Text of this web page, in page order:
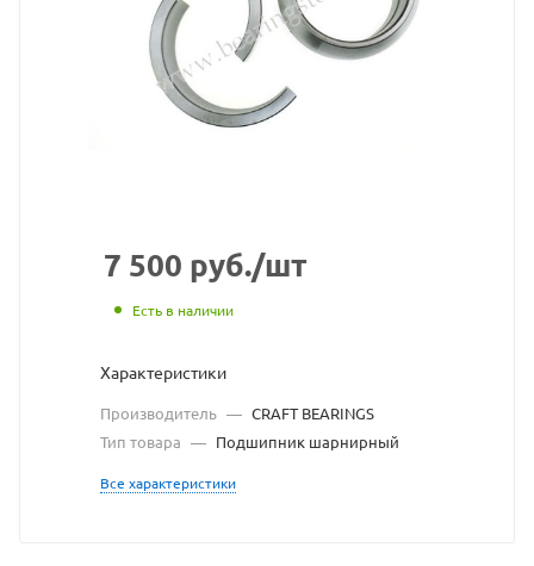
сайта
https://
по
разрешения
владельца
7 500 руб./шт
Есть в наличии
Характеристики
Производитель — CRAFT BEARINGS
Тип товара — Подшипник шарнирный
Все характеристики